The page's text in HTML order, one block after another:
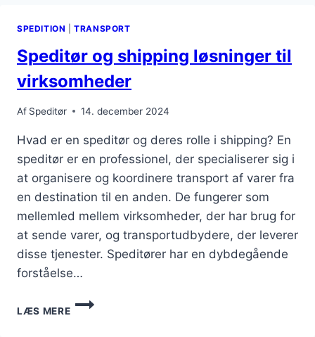
SPEDITION |TRANSPORT
Speditør og shipping løsninger til
virksomheder
Af Speditør 14. december 2024
Hvad er en speditør og deres rolle i shipping? En
speditør er en professionel, der specialiserer sig i
at organisere og koordinere transport af varer fra
en destination til en anden. De fungerer som
mellemled mellem virksomheder, der har brug for
at sende varer, og transportudbydere, der leverer
disse tjenester. Speditører har en dybdegående
forståelse…
LÆS MERE
SPEDITØR
OG